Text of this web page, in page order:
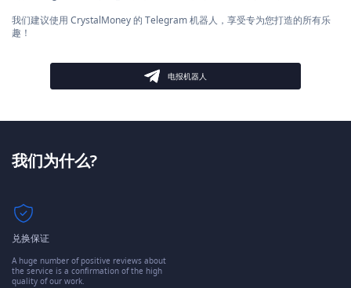
我们建议使用 CrystalMoney 的 Telegram 机器人，享受专为您打造的所有乐
趣！
电报机器人
我们为什么?
兑换保证
A huge number of positive reviews about
the service is a confirmation of the high
quality of our work.